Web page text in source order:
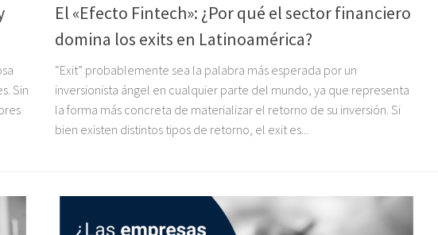
Sin
El «Efecto Fintech»: ¿Por qué el sector financiero
domina los exits en Latinoamérica?
“Exit” probablemente sea la palabra más esperada por un
inversionista ángel en cualquier parte del mundo, ya que representa
la forma más concreta de materializar el retorno de su inversión. Si
bien existen distintos tipos de retorno, el exit es...